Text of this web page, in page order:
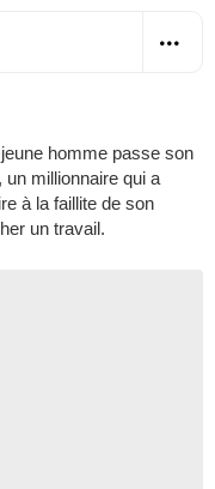
homme passe son
millionnaire qui a
à la faillite de son
un travail.